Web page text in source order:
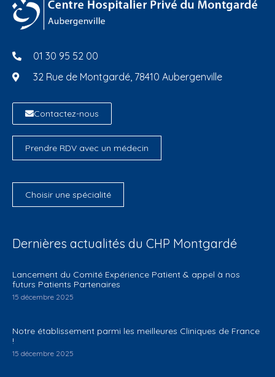
01 30 95 52 00
32 Rue de Montgardé, 78410 Aubergenville
Contactez-nous
Prendre RDV avec un médecin
Choisir une spécialité
Dernières actualités du CHP Montgardé
Lancement du Comité Expérience Patient & appel à nos
futurs Patients Partenaires
15 décembre 2025
Notre établissement parmi les meilleures Cliniques de France
!
15 décembre 2025